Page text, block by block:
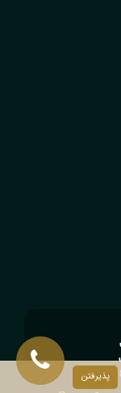
پذیرفتن